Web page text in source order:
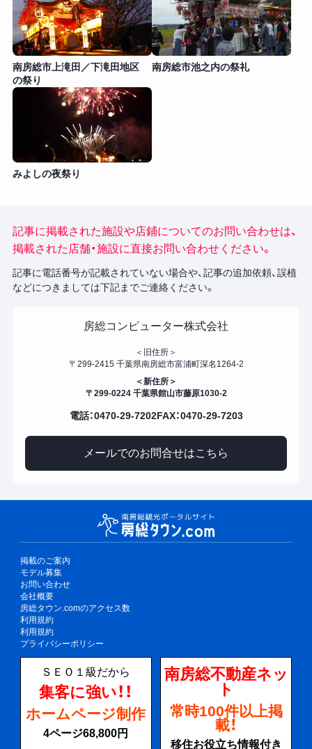
南房総市上滝田／下滝田地区
の祭り
南房総市池之内の祭礼
みよしの夜祭り
記事に掲載された施設や店鋪についてのお問い合わせは、
掲載された店舗・施設に直接お問い合わせください。
記事に電話番号が記載されていない場合や、記事の追加依頼、誤植
などにつきましては下記までご連絡ください。
房総コンピューター株式会社
＜旧住所＞
〒299-2415 千葉県南房総市富浦町深名1264-2
＜新住所＞
〒299-0224 千葉県館山市藤原1030-2
電話：0470-29-7202FAX：0470-29-7203
メールでのお問合せはこちら
掲載のご案内
モデル募集
お問い合わせ
会社概要
房総タウン.comのアクセス数
利用規約
利用規約
プライバシーポリシー
ＳＥＯ１級だから
集客に強い！！
ホームページ制作
4ページ68,800円
南房総不動産ネッ
ト
常時100件以上掲
載！
移住お役立ち情報付き